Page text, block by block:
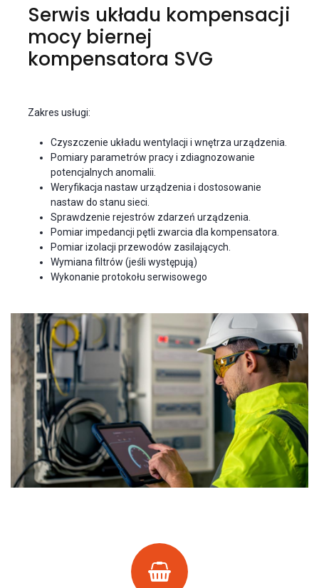
Serwis układu kompensacji
mocy biernej
kompensatora SVG
Zakres usługi:
Czyszczenie układu wentylacji i wnętrza urządzenia.
Pomiary parametrów pracy i zdiagnozowanie
potencjalnych anomalii.
Weryfikacja nastaw urządzenia i dostosowanie
nastaw do stanu sieci.
Sprawdzenie rejestrów zdarzeń urządzenia.
Pomiar impedancji pętli zwarcia dla kompensatora.
Pomiar izolacji przewodów zasilających.
Wymiana filtrów (jeśli występują)
Wykonanie protokołu serwisowego